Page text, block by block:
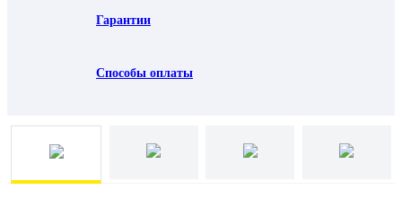
Гарантии
Способы оплаты